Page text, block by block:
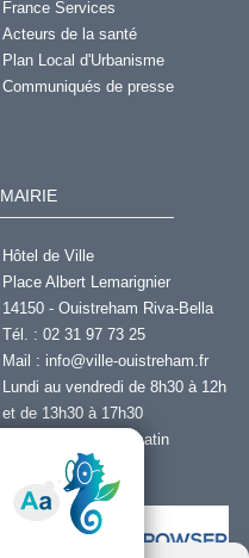
France Services
Acteurs de la santé
Plan Local d'Urbanisme
Communiqués de presse
MAIRIE
Hôtel de Ville
Place Albert Lemarignier
14150 - Ouistreham Riva-Bella
Tél. : 02 31 97 73 25
Mail : info@ville-ouistreham.fr
Lundi au vendredi de 8h30 à 12h
et de 13h30 à 17h30
Fermeture le jeudi matin
Nous contacter